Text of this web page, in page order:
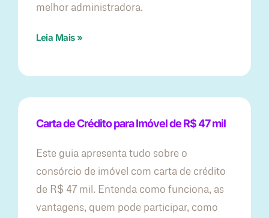
melhor administradora.
Leia Mais »
Carta de Crédito para Imóvel de R$ 47 mil
Este guia apresenta tudo sobre o
consórcio de imóvel com carta de crédito
de R$ 47 mil. Entenda como funciona, as
vantagens, quem pode participar, como